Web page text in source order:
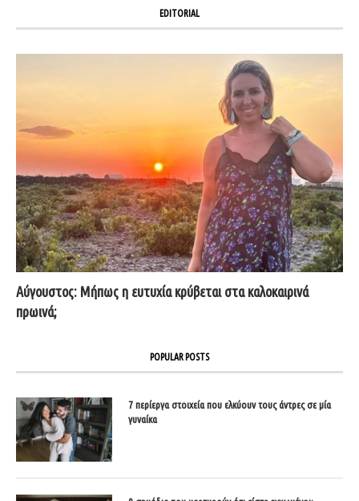
EDITORIAL
Αύγουστος: Μήπως η ευτυχία κρύβεται στα καλοκαιρινά
πρωινά;
POPULAR POSTS
7 περίεργα στοιχεία που ελκύουν τους άντρες σε μία
γυναίκα